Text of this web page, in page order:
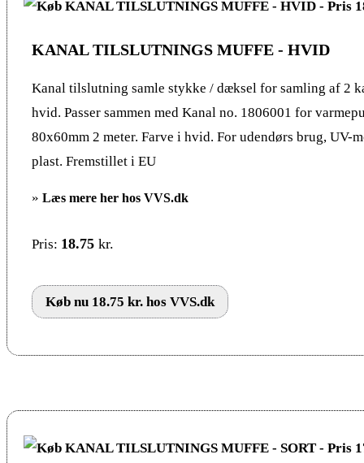
KANAL TILSLUTNINGS MUFFE - HVID
Kanal tilslutning samle stykke / dæksel for samling af 2
hvid. Passer sammen med Kanal no. 1806001 for
80x60mm 2 meter. Farve i hvid. For udendørs brug, UV-
plast. Fremstillet i EU
» Læs mere her hos VVS.dk
Pris: 18.75 kr.
Køb nu 18.75 kr. hos VVS.dk